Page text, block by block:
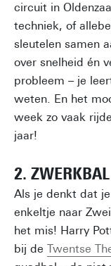
circuit in
techniek, of
sleutelen samen
over snelheid én
probleem – je
weten. En het
week zo vaak
jaar!
2. ZWERKBAL
Als je denkt dat
enkeltje naar
het mis! Harry
bij de Twentse